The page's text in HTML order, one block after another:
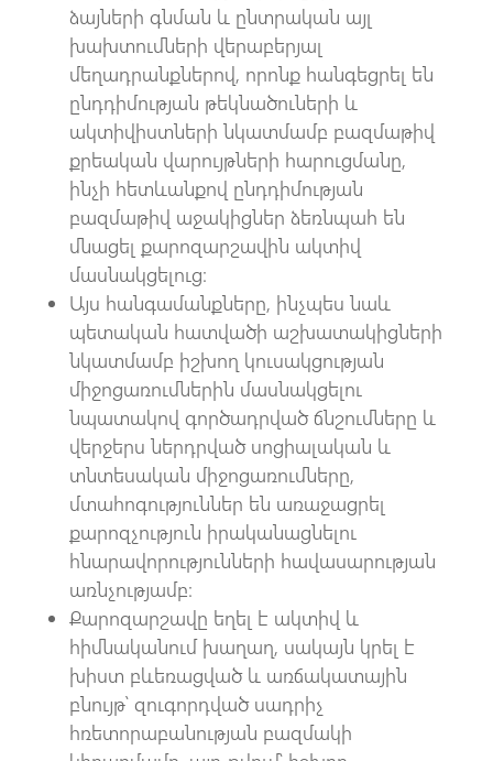
ձայների գնման և ընտրական այլ
խախտումների վերաբերյալ
մեղադրանքներով, որոնք հանգեցրել են
ընդդիմության թեկնածուների և
ակտիվիստների նկատմամբ բազմաթիվ
քրեական վարույթների հարուցմանը,
ինչի հետևանքով ընդդիմության
բազմաթիվ աջակիցներ ձեռնպահ են
մնացել քարոզարշավին ակտիվ
մասնակցելուց։
Այս հանգամանքները, ինչպես նաև
պետական հատվածի աշխատակիցների
նկատմամբ իշխող կուսակցության
միջոցառումներին մասնակցելու
նպատակով գործադրված ճնշումները և
վերջերս ներդրված սոցիալական և
տնտեսական միջոցառումները,
մտահոգություններ են առաջացրել
քարոզչություն իրականացնելու
հնարավորությունների հավասարության
առնչությամբ։
Քարոզարշավը եղել է ակտիվ և
հիմնականում խաղաղ, սակայն կրել է
խիստ բևեռացված և առճակատային
բնույթ՝ զուգորդված սադրիչ
հռետորաբանության բազմակի